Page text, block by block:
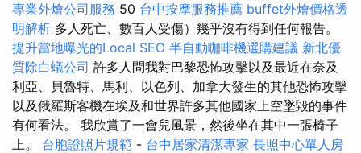
專業外燴公司服務 50 台中按摩服務推薦 buffet外燴價格透
明解析 多人死亡、數百人受傷）幾乎沒有得到任何報告。
提升當地曝光的Local SEO 半自動咖啡機選購建議 新北優
質除白蟻公司 許多人問我對巴黎恐怖攻擊以及最近在奈及
利亞、貝魯特、馬利、以色列、加拿大發生的其他恐怖攻擊
以及俄羅斯客機在埃及和世界許多其他國家上空墜毀的事件
有何看法。 我欣賞了一會兒風景，然後坐在其中一張椅子
上。 台胞證照片規範 - 台中居家清潔專家 長照中心單人房